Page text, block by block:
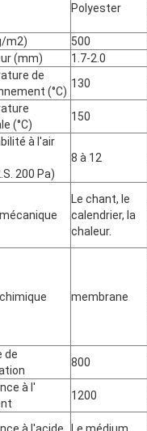
Polyester
m2) 500
(mm)
1.7-2.0
de
(°C)
130
(°C)
150
à l'air
200 Pa)
8 à 12
Le chant, le
calendrier, la
chaleur.
membrane
de
800
à l'
1200